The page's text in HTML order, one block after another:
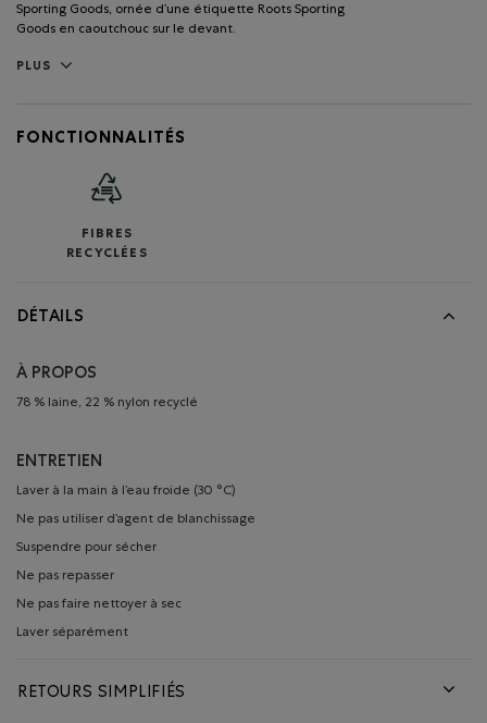
Sporting Goods, ornée d’une étiquette Roots Sporting
Goods en caoutchouc sur le devant.
PLUS
FONCTIONNALITÉS
FIBRES
RECYCLÉES
DÉTAILS
À PROPOS
78 % laine, 22 % nylon recyclé
ENTRETIEN
Laver à la main à l’eau froide (30 °C)
Ne pas utiliser d’agent de blanchissage
Suspendre pour sécher
Ne pas repasser
Ne pas faire nettoyer à sec
Laver séparément
RETOURS SIMPLIFIÉS